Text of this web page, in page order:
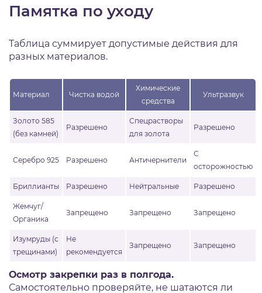
Памятка по уходу
Таблица суммирует допустимые действия для
разных материалов.
Материал Чистка водой
Химические
средства
Ультразвук
Золото 585
(без камней)
Разрешено
Спецрастворы
для золота
Разрешено
Серебро 925 Разрешено Античернители
С
осторожностью
Бриллианты Разрешено Нейтральные Разрешено
Жемчуг/
Органика
Запрещено Запрещено Запрещено
Изумруды (с
трещинами)
Не
рекомендуется
Запрещено Запрещено
Осмотр закрепки раз в полгода.
Самостоятельно проверяйте, не шатаются ли